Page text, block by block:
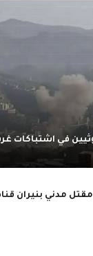
مقتل مدني بنيران